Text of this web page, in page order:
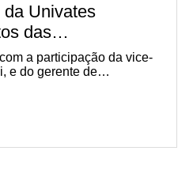
Univates
das
na
a participação da vice-
e do gerente de